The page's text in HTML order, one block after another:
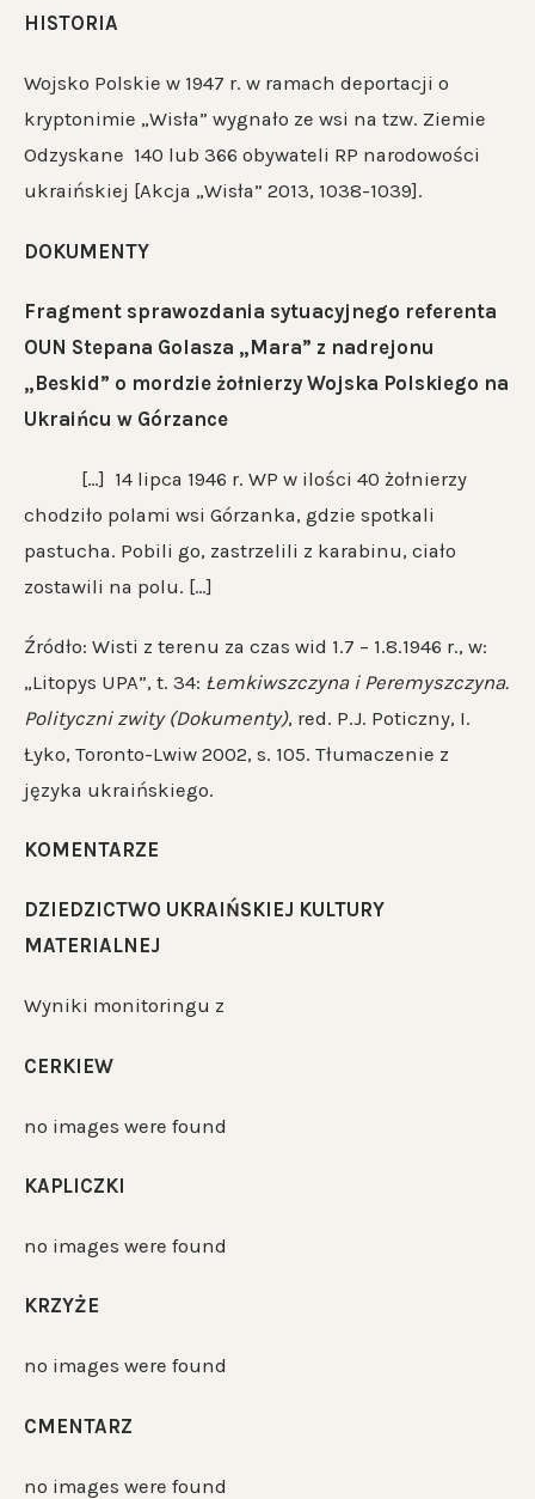
HISTORIA
Wojsko Polskie w 1947 r. w ramach deportacji o
kryptonimie „Wisła” wygnało ze wsi na tzw. Ziemie
Odzyskane 140 lub 366 obywateli RP narodowości
ukraińskiej [Akcja „Wisła” 2013, 1038-1039].
DOKUMENTY
Fragment sprawozdania sytuacyjnego referenta
OUN Stepana Golasza „Mara” z nadrejonu
„Beskid” o mordzie żołnierzy Wojska Polskiego na
Ukraińcu w Górzance
[…] 14 lipca 1946 r. WP w ilości 40 żołnierzy
chodziło polami wsi Górzanka, gdzie spotkali
pastucha. Pobili go, zastrzelili z karabinu, ciało
zostawili na polu. […]
Źródło: Wisti z terenu za czas wid 1.7 – 1.8.1946 r., w:
„Litopys UPA”, t. 34: Łemkiwszczyna i Peremyszczyna.
Polityczni zwity (Dokumenty), red. P.J. Poticzny, I.
Łyko, Toronto-Lwiw 2002, s. 105. Tłumaczenie z
języka ukraińskiego.
KOMENTARZE
DZIEDZICTWO UKRAIŃSKIEJ KULTURY
MATERIALNEJ
Wyniki monitoringu z
CERKIEW
no images were found
KAPLICZKI
no images were found
KRZYŻE
no images were found
CMENTARZ
no images were found